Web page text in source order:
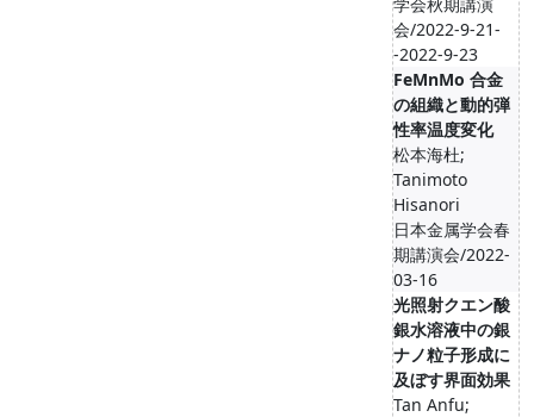
会/2022-9-21-
-2022-9-23
FeMnMo 合金
の組織と動的弾
性率温度変化
松本海杜;
Tanimoto
Hisanori
日本金属学会春
期講演会/2022-
03-16
光照射クエン酸
銀水溶液中の銀
ナノ粒子形成に
及ぼす界面効果
Tan Anfu;